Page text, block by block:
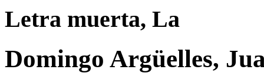
Letra muerta, La
Domingo Argüelles,